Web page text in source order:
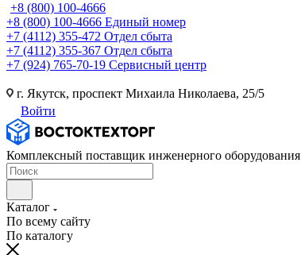
+8 (800) 100-4666
+8 (800) 100-4666 Единый номер
+7 (4112) 355-472 Отдел сбыта
+7 (4112) 355-367 Отдел сбыта
+7 (924) 765-70-19 Сервисный центр
г. Якутск, проспект Михаила Николаева, 25/5
Войти
Комплексный поставщик инженерного оборудования
Каталог
По всему сайту
По каталогу